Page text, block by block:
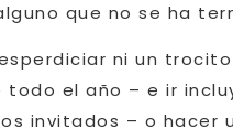
que no se ha
ni un
el año – e ir
invitados – o hacer